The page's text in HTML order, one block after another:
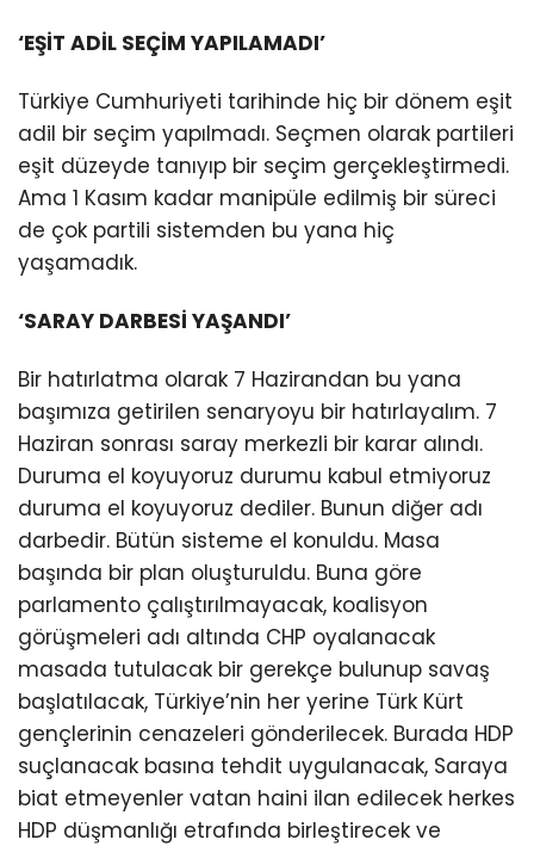
‘EŞİT ADİL SEÇİM YAPILAMADI’
Türkiye Cumhuriyeti tarihinde hiç bir dönem eşit
adil bir seçim yapılmadı. Seçmen olarak partileri
eşit düzeyde tanıyıp bir seçim gerçekleştirmedi.
Ama 1 Kasım kadar manipüle edilmiş bir süreci
de çok partili sistemden bu yana hiç
yaşamadık.
‘SARAY DARBESİ YAŞANDI’
Bir hatırlatma olarak 7 Hazirandan bu yana
başımıza getirilen senaryoyu bir hatırlayalım. 7
Haziran sonrası saray merkezli bir karar alındı.
Duruma el koyuyoruz durumu kabul etmiyoruz
duruma el koyuyoruz dediler. Bunun diğer adı
darbedir. Bütün sisteme el konuldu. Masa
başında bir plan oluşturuldu. Buna göre
parlamento çalıştırılmayacak, koalisyon
görüşmeleri adı altında CHP oyalanacak
masada tutulacak bir gerekçe bulunup savaş
başlatılacak, Türkiye’nin her yerine Türk Kürt
gençlerinin cenazeleri gönderilecek. Burada HDP
suçlanacak basına tehdit uygulanacak, Saraya
biat etmeyenler vatan haini ilan edilecek herkes
HDP düşmanlığı etrafında birleştirecek ve